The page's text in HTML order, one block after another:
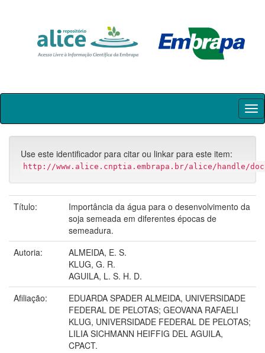
Skip
Use este identificador para citar ou linkar para este item:
http://www.alice.cnptia.embrapa.br/alice/handle/doc/
Título:
Importância da água para o desenvolvimento da
soja semeada em diferentes épocas de
semeadura.
Autoria:
ALMEIDA, E. S.
KLUG, G. R.
AGUILA, L. S. H. D.
Afiliação:
EDUARDA SPADER ALMEIDA, UNIVERSIDADE
FEDERAL DE PELOTAS; GEOVANA RAFAELI
KLUG, UNIVERSIDADE FEDERAL DE PELOTAS;
LILIA SICHMANN HEIFFIG DEL AGUILA,
CPACT.